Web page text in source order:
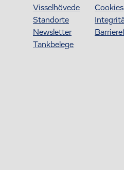
Visselhövede
Standorte
Newsletter
Tankbelege
Cookies